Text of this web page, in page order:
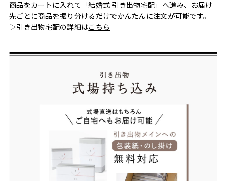
商品をカートに入れて「結婚式 引き出物宅配」へ進み、お届け
先ごとに商品を振り分けるだけでかんたんに注文が可能です。
▷引き出物宅配の詳細はこちら